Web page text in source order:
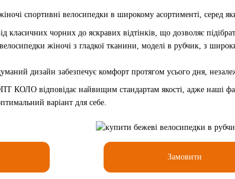
спортивні велосипедки в широкому асортименті, серед
класичних чорних до яскравих відтінків, що дозволяє
жіночі з гладкої тканини, моделі в рубчик, з
дизайн забезпечує комфорт протягом усього дня,
КОЛО відповідає найвищим стандартам якості, адже наші
варіант для себе.
Замовити